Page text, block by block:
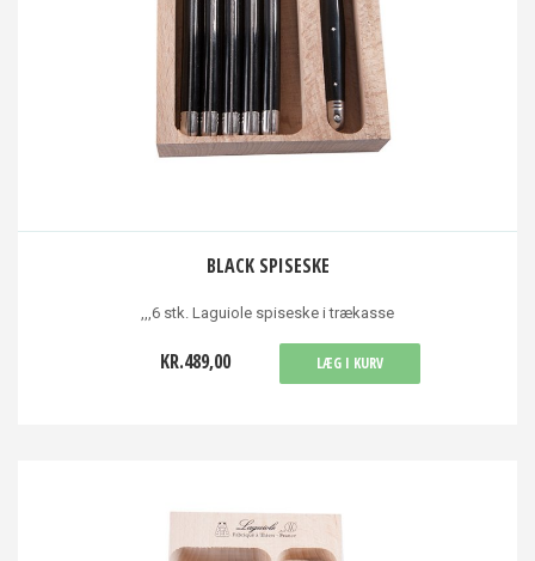
BLACK SPISESKE
,,,6 stk. Laguiole spiseske i trækasse
KR.489,00 LÆG I KURV